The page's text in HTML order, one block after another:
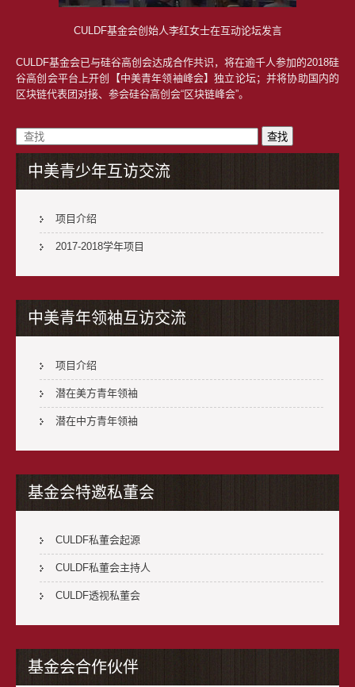
CULDF基金会创始人李红女士在互动论坛发言
CULDF基金会已与硅谷高创会达成合作共识，将在逾千人参加的2018硅
谷高创会平台上开创【中美青年领袖峰会】独立论坛；并将协助国内的
区块链代表团对接、参会硅谷高创会“区块链峰会”。
中美青少年互访交流
项目介绍
2017-2018学年项目
中美青年领袖互访交流
项目介绍
潜在美方青年领袖
潜在中方青年领袖
基金会特邀私董会
CULDF私董会起源
CULDF私董会主持人
CULDF透视私董会
基金会合作伙伴